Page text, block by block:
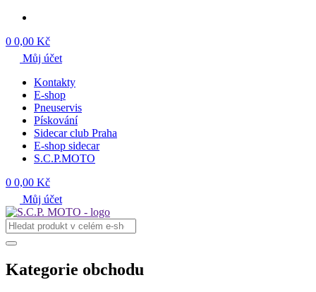
0 0,00 Kč
Můj účet
Kontakty
E-shop
Pneuservis
Pískování
Sidecar club Praha
E-shop sidecar
S.C.P.MOTO
0 0,00 Kč
Můj účet
Kategorie obchodu